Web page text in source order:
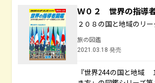
Ｗ０２ 世界の指導
２０８の国と地域のリ
旅の図鑑
2021.03.18 発売
『世界244の国と地域